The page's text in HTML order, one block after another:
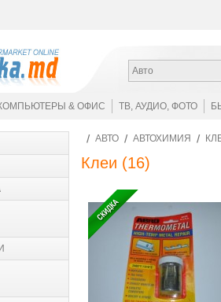
Авто
& ОФИС ТВ, АУДИО, ФОТО
АВТО АВТОХИМИЯ
Клеи (16)